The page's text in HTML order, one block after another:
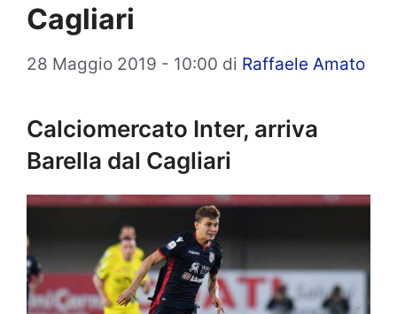
Cagliari
28 Maggio 2019 - 10:00 di Raffaele Amato
Calciomercato Inter, arriva
Barella dal Cagliari